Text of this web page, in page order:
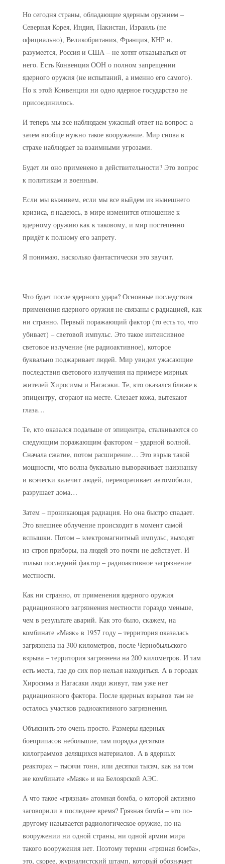
Но сегодня страны, обладающие ядерным оружием –
Северная Корея, Индия, Пакистан, Израиль (не
официально), Великобритания, Франция, КНР и,
разумеется, Россия и США – не хотят отказываться от
него. Есть Конвенция ООН о полном запрещении
ядерного оружия (не испытаний, а именно его самого).
Но к этой Конвенции ни одно ядерное государство не
присоединилось.
И теперь мы все наблюдаем ужасный ответ на вопрос: а
зачем вообще нужно такое вооружение. Мир снова в
страхе наблюдает за взаимными угрозами.
Будет ли оно применено в действительности? Это вопрос
к политикам и военным.
Если мы выживем, если мы все выйдем из нынешнего
кризиса, я надеюсь, в мире изменится отношение к
ядерному оружию как к таковому, и мир постепенно
придёт к полному его запрету.
Я понимаю, насколько фантастически это звучит.
Что будет после ядерного удара?Основные последствия
применения ядерного оружия не связаны с радиацией, как
ни странно. Первый поражающий фактор (то есть то, что
убивает) – световой импульс. Это такое интенсивное
световое излучение (не радиоактивное), которое
буквально поджаривает людей. Мир увидел ужасающие
последствия светового излучения на примере мирных
жителей Хиросимы и Нагасаки. Те, кто оказался ближе к
эпицентру, сгорают на месте. Слезает кожа, вытекают
глаза…
Те, кто оказался подальше от эпицентра, сталкиваются со
следующим поражающим фактором – ударной волной.
Сначала сжатие, потом расширение… Это взрыв такой
мощности, что волна буквально выворачивает наизнанку
и всячески калечит людей, переворачивает автомобили,
разрушает дома…
Затем – проникающая радиация. Но она быстро спадает.
Это внешнее облучение происходит в момент самой
вспышки. Потом – электромагнитный импульс, выходят
из строя приборы, на людей это почти не действует. И
только последний фактор – радиоактивное загрязнение
местности.
Как ни странно, от применения ядерного оружия
радиационного загрязнения местности гораздо меньше,
чем в результате аварий. Как это было, скажем, на
комбинате «Маяк» в 1957 году – территория оказалась
загрязнена на 300 километров, после Чернобыльского
взрыва – территория загрязнена на 200 километров. И там
есть места, где до сих пор нельзя находиться. А в городах
Хиросима и Нагасаки люди живут, там уже нет
радиационного фактора. После ядерных взрывов там не
осталось участков радиоактивного загрязнения.
Объяснить это очень просто. Размеры ядерных
боеприпасов небольшие, там порядка десятков
килограммов делящихся материалов. А в ядерных
реакторах – тысячи тонн, или десятки тысяч, как на том
же комбинате «Маяк» и на Белоярской АЭС.
А что такое «грязная» атомная бомба, о которой активно
заговорили в последнее время?Грязная бомба – это по-
другому называется радиологическое оружие, но на
вооружении ни одной страны, ни одной армии мира
такого вооружения нет. Поэтому термин «грязная бомба»,
это, скорее, журналистский штамп, который обозначает